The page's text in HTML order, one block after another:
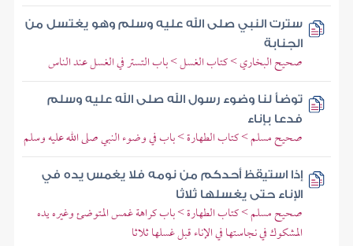
سترت النبي صلى الله عليه وسلم وهو يغتسل من
الجنابة
صحيح البخاري > كتاب الغسل > باب التستر في الغسل عند الناس
توضأ لنا وضوء رسول الله صلى الله عليه وسلم
فدعا بإناء
صحيح مسلم > كتاب الطهارة > باب في وضوء النبي صلى الله عليه وسلم
إذا استيقظ أحدكم من نومه فلا يغمس يده في
الإناء حتى يغسلها ثلاثا
صحيح مسلم > كتاب الطهارة > باب كراهة غمس المتوضئ وغيره يده
المشكوك في نجاستها في الإناء قبل غسلها ثلاثا